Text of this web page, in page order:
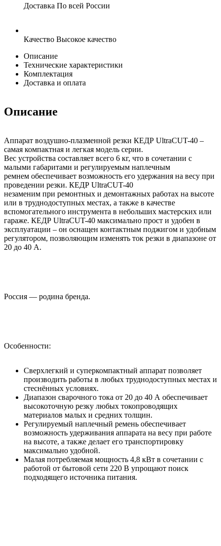
Доставка По всей России
Качество Высокое качество
Описание
Технические характеристики
Комплектация
Доставка и оплата
Описание
Аппарат воздушно-плазменной резки КЕДР UltraCUT-40 –
самая компактная и легкая модель серии.
Вес устройства составляет всего 6 кг, что в сочетании с
малыми габаритами и регулируемым наплечным
ремнем обеспечивает возможность его удержания на весу при
проведении резки. КЕДР UltraCUT-40
незаменим при ремонтных и демонтажных работах на высоте
или в труднодоступных местах, а также в качестве
вспомогательного инструмента в небольших мастерских или
гараже. КЕДР UltraCUT-40 максимально прост и удобен в
эксплуатации – он оснащен контактным поджигом и удобным
регулятором, позволяющим изменять ток резки в диапазоне от
20 до 40 А.
Россия — родина бренда.
Особенности:
Сверхлегкий и суперкомпактный аппарат позволяет
производить работы в любых труднодоступных местах и
стеснённых условиях.
Диапазон сварочного тока от 20 до 40 А обеспечивает
высокоточную резку любых токопроводящих
материалов малых и средних толщин.
Регулируемый наплечный ремень обеспечивает
возможность удерживания аппарата на весу при работе
на высоте, а также делает его транспортировку
максимально удобной.
Малая потребляемая мощность 4,8 кВт в сочетании с
работой от бытовой сети 220 В упрощают поиск
подходящего источника питания.